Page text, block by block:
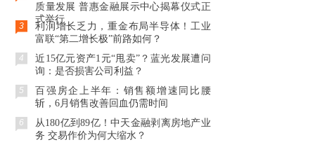
质量发展 普惠金融展示中心揭幕仪式正
式举行
3
利润增长乏力，重金布局半导体！工业
富联“第二增长极”前路如何？
4
近15亿元资产1元“甩卖”？蓝光发展遭问
询：是否损害公司利益？
5
百强房企上半年：销售额增速同比腰
斩，6月销售改善回血仍需时间
6
从180亿到89亿！中天金融剥离房地产业
务 交易作价为何大缩水？